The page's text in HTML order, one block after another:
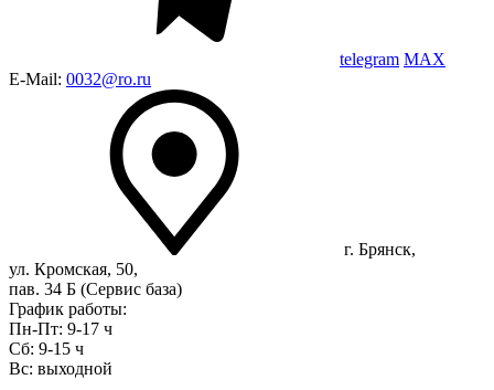
telegram MAX
E-Mail: 0032@ro.ru
г. Брянск,
ул. Кромская, 50,
пав. 34 Б (Сервис база)
График работы:
Пн-Пт: 9-17 ч
Сб: 9-15 ч
Вс: выходной